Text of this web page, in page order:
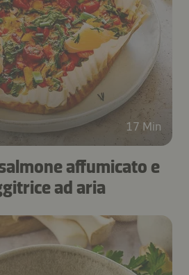
17 Min
affumicato e
ad aria